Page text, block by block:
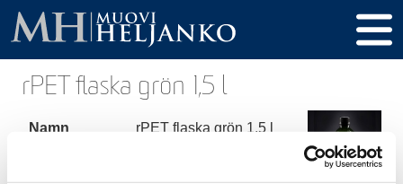
rPET flaska grön 1,5 l
Namn rPET flaska grön 1,5 l